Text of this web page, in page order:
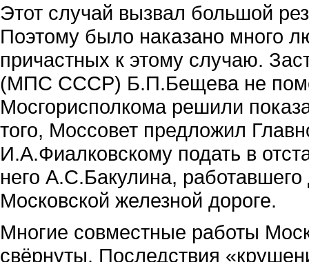
Этот случай вызвал большой
Поэтому было наказано много
причастных к этому случаю.
(МПС СССР) Б.П.Бещева не
Мосгорисполкома решили
того, Моссовет предложил
И.А.Фиалковскому подать в
него А.С.Бакулина, работавшего
Московской железной дороге.
Многие совместные работы
свёрнуты. Последствия